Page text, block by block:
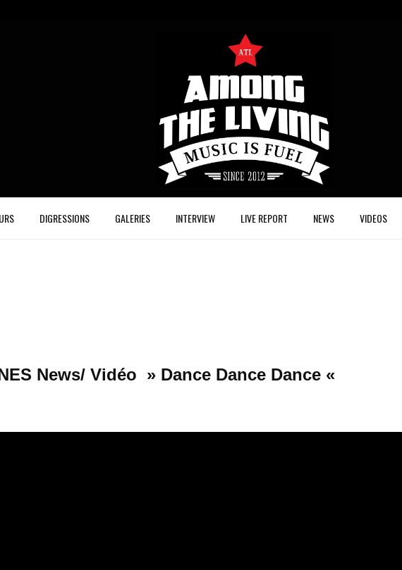
DIGRESSIONS GALERIES INTERVIEW LIVE REPORT NEWS VIDEOS
News/ Vidéo » Dance Dance Dance «